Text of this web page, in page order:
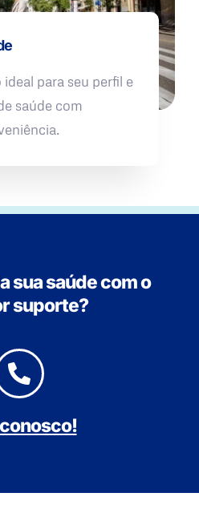
para seu perfil e
saúde com
sua saúde com o
suporte?